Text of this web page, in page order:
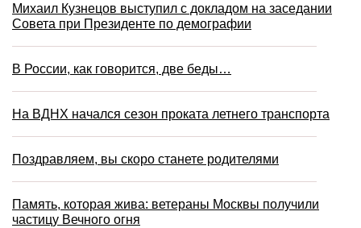
Михаил Кузнецов выступил с докладом на заседании
Совета при Президенте по демографии
В России, как говорится, две беды…
На ВДНХ начался сезон проката летнего транспорта
Поздравляем, вы скоро станете родителями
Память, которая жива: ветераны Москвы получили
частицу Вечного огня